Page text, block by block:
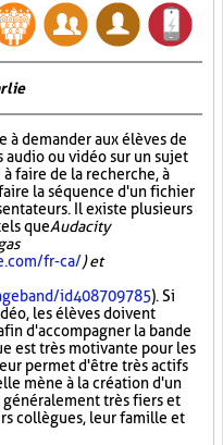
à demander aux élèves de
audio ou vidéo sur un sujet
faire de la recherche, à
la séquence d'un fichier
Il existe plusieurs
queAudacity
fr-ca/) et
id408709785). Si
les élèves doivent
d'accompagner la bande
est très motivante pour les
permet d'être très actifs
mène à la création d'un
très fiers et
collègues, leur famille et